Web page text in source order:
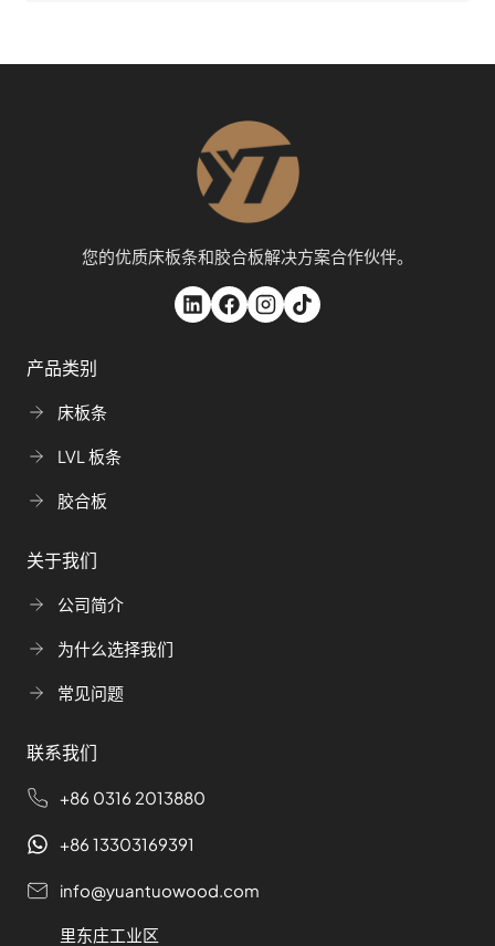
您的优质床板条和胶合板解决方案合作伙伴。
产品类别
床板条
LVL 板条
胶合板
关于我们
公司简介
为什么选择我们
常见问题
联系我们
+86 0316 2013880
+86 13303169391
info@yuantuowood.com
里东庄工业区